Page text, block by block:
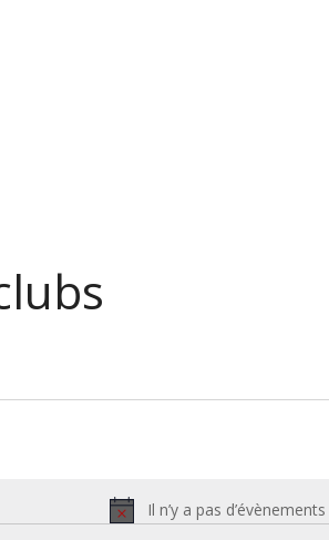
Notice
Il n’y a pas